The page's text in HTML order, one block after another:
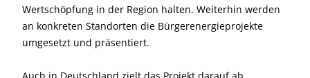
Wertschöpfung in der Region halten. Weiterhin werden
an konkreten Standorten die Bürgerenergieprojekte
umgesetzt und präsentiert.